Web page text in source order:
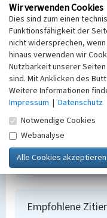
Wohnkomplex II
Schlagwörter
Wohnanlage
Ort
Weißwasser/O.L.,
Fachsicht(en)
Denkmalpflege
Keine Angabe
Erfassungsmethode
Übernahme aus
Empfohlene
Wir verwenden Cookies
Dies sind zum einen
Funktionsfähigkeit der
nicht widersprechen,
hinaus verwenden wir
Nutzbarkeit unserer
sind. Mit Anklicken des
Weitere Informationen
Impressum | Datenschutz
Notwendige Cookies
Webanalyse